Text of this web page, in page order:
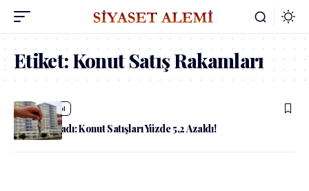
Etiket:Konut Satış Rakamları
admin Güncel
TÜİK Açıkladı: Konut Satışları Yüzde 5,2 Azaldı!